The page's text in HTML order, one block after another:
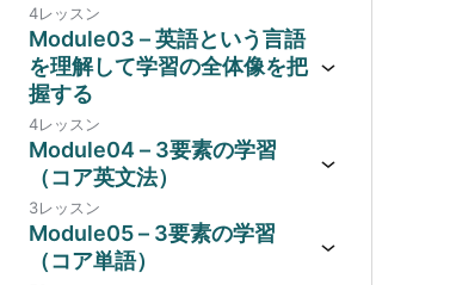
4レッスン
Module03 – 英語という言語
を理解して学習の全体像を把
握する
4レッスン
Module04 – 3要素の学習
（コア英文法）
3レッスン
Module05 – 3要素の学習
（コア単語）